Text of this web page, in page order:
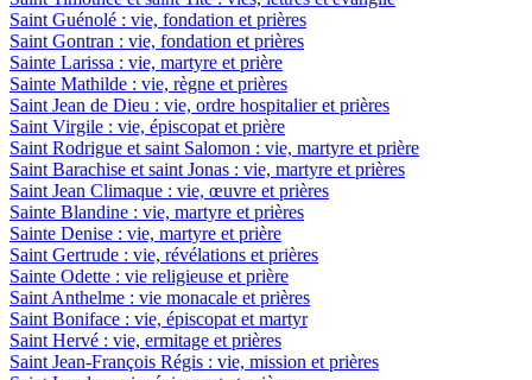
Saint Guénolé : vie, fondation et prières
Saint Gontran : vie, fondation et prières
Sainte Larissa : vie, martyre et prière
Sainte Mathilde : vie, règne et prières
Saint Jean de Dieu : vie, ordre hospitalier et prières
Saint Virgile : vie, épiscopat et prière
Saint Rodrigue et saint Salomon : vie, martyre et prière
Saint Barachise et saint Jonas : vie, martyre et prières
Saint Jean Climaque : vie, œuvre et prières
Sainte Blandine : vie, martyre et prières
Sainte Denise : vie, martyre et prière
Saint Gertrude : vie, révélations et prières
Sainte Odette : vie religieuse et prière
Saint Anthelme : vie monacale et prières
Saint Boniface : vie, épiscopat et martyr
Saint Hervé : vie, ermitage et prières
Saint Jean-François Régis : vie, mission et prières